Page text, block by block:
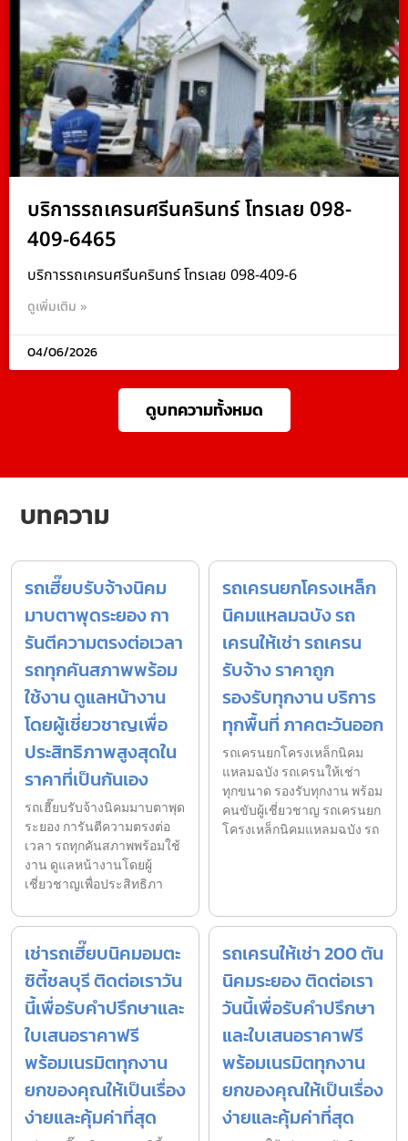
บริการรถเครนศรีนครินทร์ โทรเลย 098-
409-6465
บริการรถเครนศรีนครินทร์ โทรเลย 098-409-6
ดูเพิ่มเติม »
04/06/2026
ดูบทความทั้งหมด
บทความ
รถเฮี๊ยบรับจ้างนิคม
มาบตาพุดระยอง กา
รันตีความตรงต่อเวลา
รถทุกคันสภาพพร้อม
ใช้งาน ดูแลหน้างาน
โดยผู้เชี่ยวชาญเพื่อ
ประสิทธิภาพสูงสุดใน
ราคาที่เป็นกันเอง
รถเฮี๊ยบรับจ้างนิคมมาบตาพุด
ระยอง การันตีความตรงต่อ
เวลา รถทุกคันสภาพพร้อมใช้
งาน ดูแลหน้างานโดยผู้
เชี่ยวชาญเพื่อประสิทธิภา
รถเครนยกโครงเหล็ก
นิคมแหลมฉบัง รถ
เครนให้เช่า รถเครน
รับจ้าง ราคาถูก
รองรับทุกงาน บริการ
ทุกพื้นที่ ภาคตะวันออก
รถเครนยกโครงเหล็กนิคม
แหลมฉบัง รถเครนให้เช่า
ทุกขนาด รองรับทุกงาน พร้อม
คนขับผู้เชี่ยวชาญ รถเครนยก
โครงเหล็กนิคมแหลมฉบัง รถ
เช่ารถเฮี๊ยบนิคมอมตะ
ซิตี้ชลบุรี ติดต่อเราวัน
นี้เพื่อรับคำปรึกษาและ
ใบเสนอราคาฟรี
พร้อมเนรมิตทุกงาน
ยกของคุณให้เป็นเรื่อง
ง่ายและคุ้มค่าที่สุด
รถเครนให้เช่า 200 ตัน
นิคมระยอง ติดต่อเรา
วันนี้เพื่อรับคำปรึกษา
และใบเสนอราคาฟรี
พร้อมเนรมิตทุกงาน
ยกของคุณให้เป็นเรื่อง
ง่ายและคุ้มค่าที่สุด